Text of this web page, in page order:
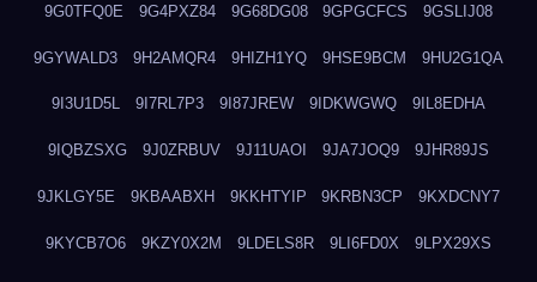
9G0TFQ0E 9G4PXZ84 9G68DG08 9GPGCFCS 9GSLIJ08
9GYWALD3 9H2AMQR4 9HIZH1YQ 9HSE9BCM 9HU2G1QA
9I3U1D5L 9I7RL7P3 9I87JREW 9IDKWGWQ 9IL8EDHA
9IQBZSXG 9J0ZRBUV 9J11UAOI 9JA7JOQ9 9JHR89JS
9JKLGY5E 9KBAABXH 9KKHTYIP 9KRBN3CP 9KXDCNY7
9KYCB7O6 9KZY0X2M 9LDELS8R 9LI6FD0X 9LPX29XS